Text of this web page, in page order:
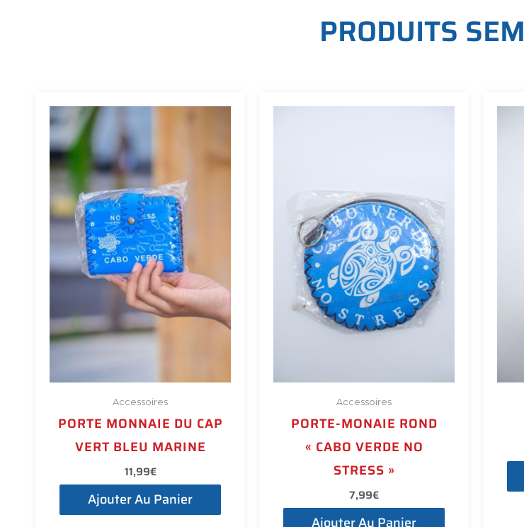
PRODUITS SEM
Accessoires
PORTE MONNAIE DU CAP
VERT BLEU MARINE
11,99€
Ajouter Au Panier
Accessoires
PORTE-MONAIE ROND
« CABO VERDE NO
STRESS »
7,99€
Ajouter Au Panier